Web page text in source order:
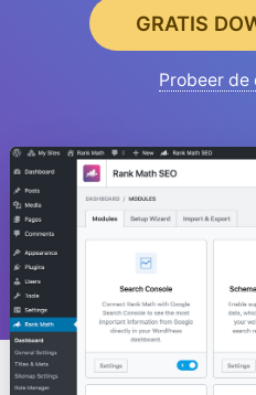
GRATIS
Probeer de